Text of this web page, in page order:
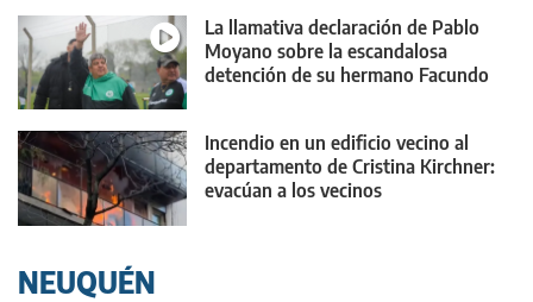
La llamativa declaración de Pablo
Moyano sobre la escandalosa
detención de su hermano Facundo
Incendio en un edificio vecino al
departamento de Cristina Kirchner:
evacúan a los vecinos
NEUQUÉN